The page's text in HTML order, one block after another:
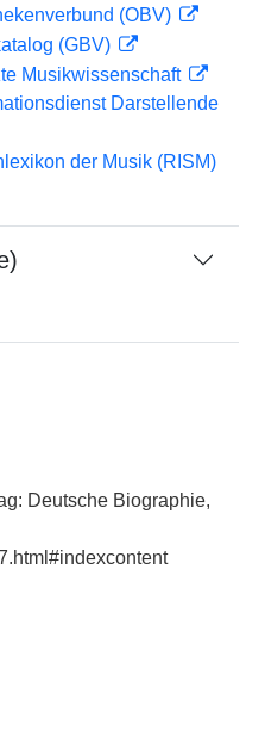
(OBV)
(GBV)
Musikwissenschaft
Darstellende
der Musik (RISM)
Deutsche Biographie,